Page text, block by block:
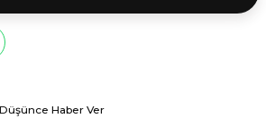
Haber Ver